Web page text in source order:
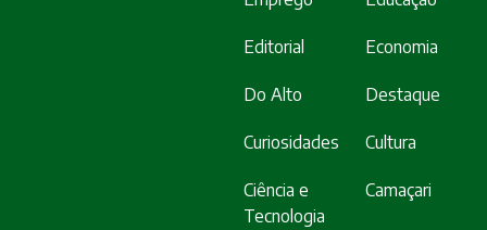
Editorial Economia
Do Alto Destaque
Curiosidades Cultura
Ciência e
Tecnologia
Camaçari